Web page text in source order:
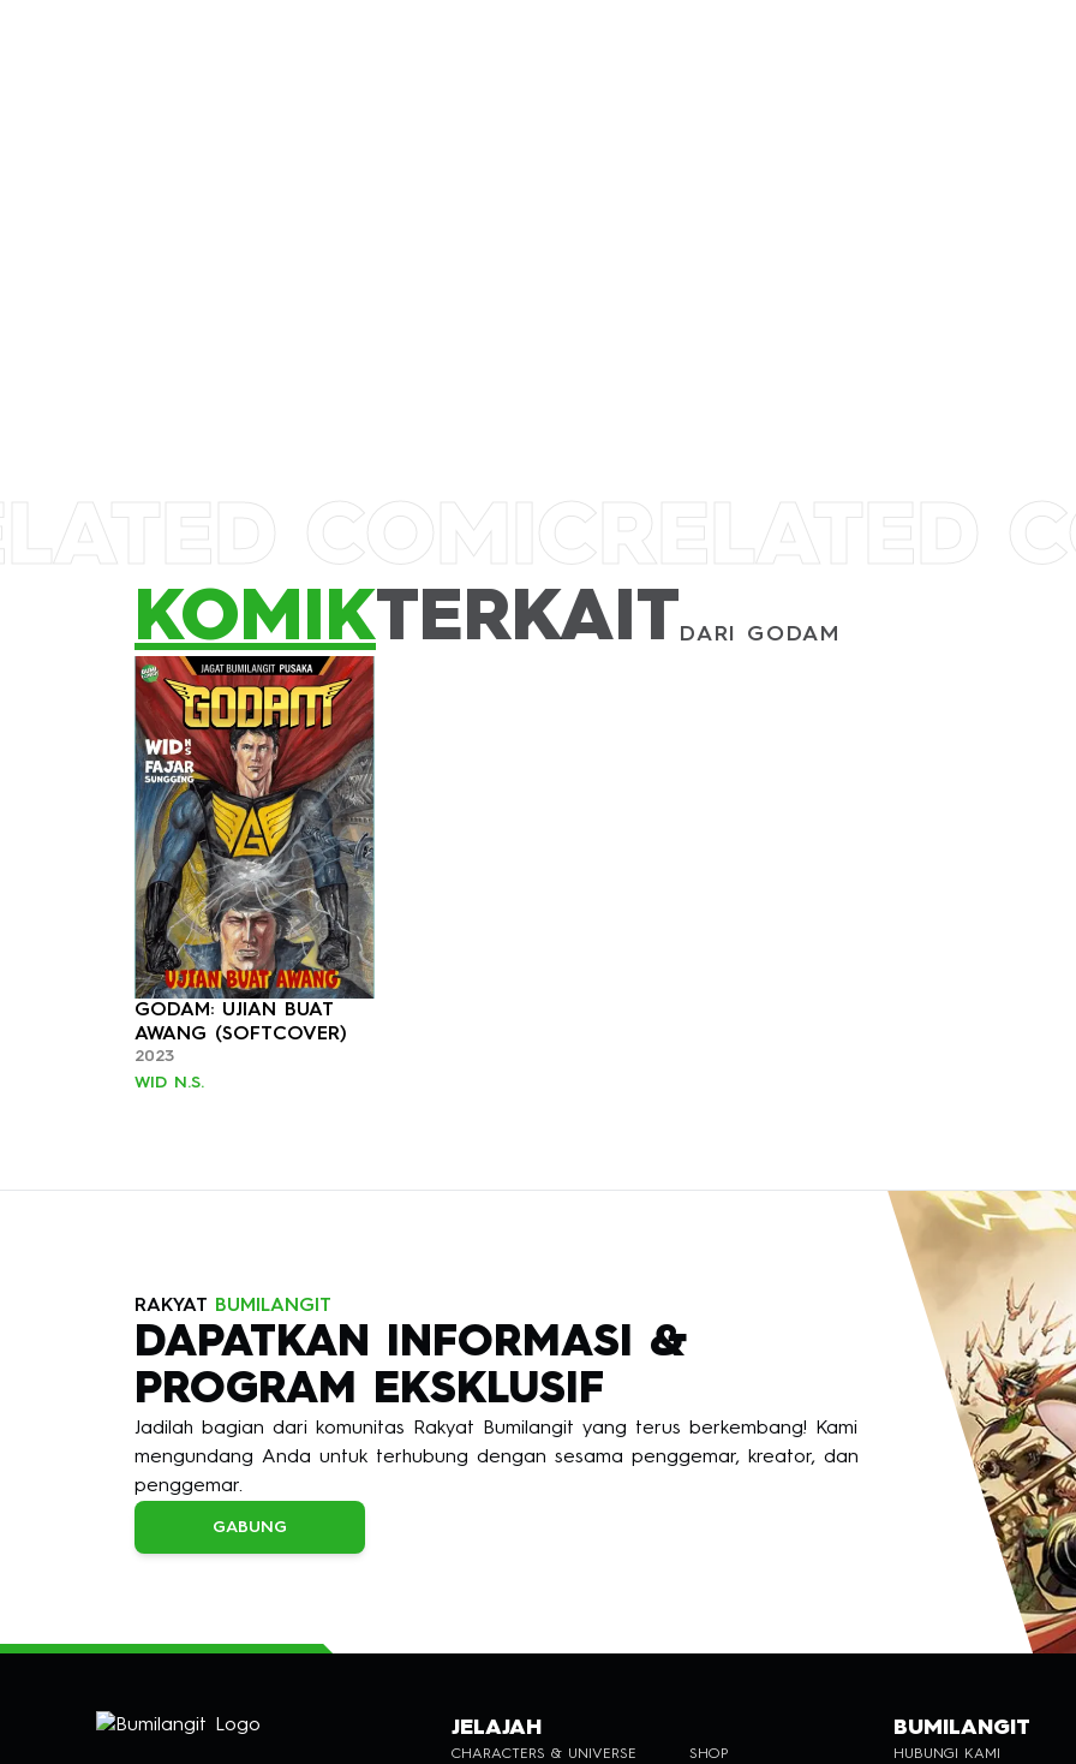
COMIC RELATED
KOMIKTERKAIT DARI GODAM
GODAM: UJIAN BUAT
AWANG (SOFTCOVER)
2023
WID N.S.
RAKYAT BUMILANGIT
DAPATKAN INFORMASI &
PROGRAM EKSKLUSIF
Jadilah bagian dari komunitas Rakyat Bumilangit yang terus berkembang! Kami
mengundang Anda untuk terhubung dengan sesama penggemar, kreator, dan
penggemar.
GABUNG
JELAJAH
CHARACTERS & UNIVERSE SHOP
BUMILANGIT
HUBUNGI KAMI